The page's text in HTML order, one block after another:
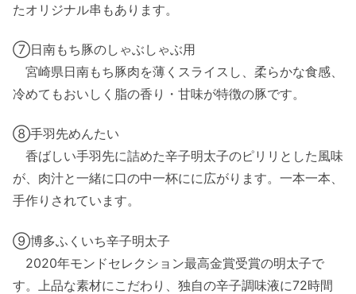
たオリジナル串もあります。
⑦日南もち豚のしゃぶしゃぶ用
宮崎県日南もち豚肉を薄くスライスし、柔らかな食感、
冷めてもおいしく脂の香り・甘味が特徴の豚です。
⑧手羽先めんたい
香ばしい手羽先に詰めた辛子明太子のピリリとした風味
が、肉汁と一緒に口の中一杯にに広がります。一本一本、
手作りされています。
⑨博多ふくいち辛子明太子
2020年モンドセレクション最高金賞受賞の明太子で
す。上品な素材にこだわり、独自の辛子調味液に72時間